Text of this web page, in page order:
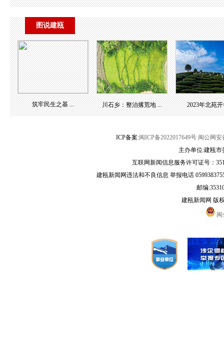
图说建瓯
筑牢民生之基 ... 川石乡：整治撂荒地 ... 2023年北苑
ICP备案:闽ICP备2022017649号 闽公网安
主办单位:建瓯
互联网新闻信息服务许可证号：
建瓯新闻网违法和不良信息 举报电话
邮编
建瓯新闻网 版
闽